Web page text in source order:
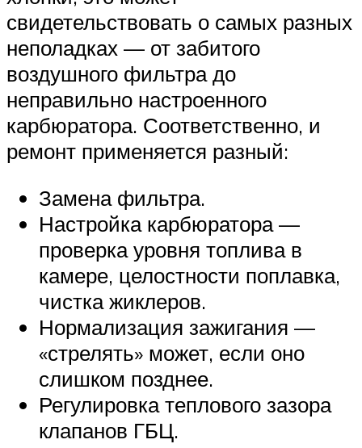
свидетельствовать о самых разных
неполадках — от забитого
воздушного фильтра до
неправильно настроенного
карбюратора. Соответственно, и
ремонт применяется разный:
Замена фильтра.
Настройка карбюратора —
проверка уровня топлива в
камере, целостности поплавка,
чистка жиклеров.
Нормализация зажигания —
«стрелять» может, если оно
слишком позднее.
Регулировка теплового зазора
клапанов ГБЦ.